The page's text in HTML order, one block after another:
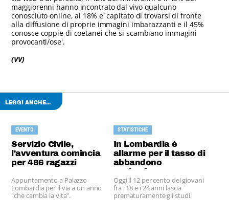
maggiorenni hanno incontrato dal vivo qualcuno
conosciuto online, al 18% e' capitato di trovarsi di fronte
alla diffusione di proprie immagini imbarazzanti e il 45%
conosce coppie di coetanei che si scambiano immagini
provocanti/ose'.
(VV)
LEGGI ANCHE...
EVENTO
Servizio Civile,
l'avventura comincia
per 486 ragazzi
Appuntamento a Palazzo
Lombardia per il via a un anno
"che cambia la vita".
STATISTICHE
In Lombardia è
allarme per il tasso di
abbandono
scolastico
Oggi il 12 per cento dei giovani
fra i 18 e i 24 anni lascia
prematuramente gli studi.